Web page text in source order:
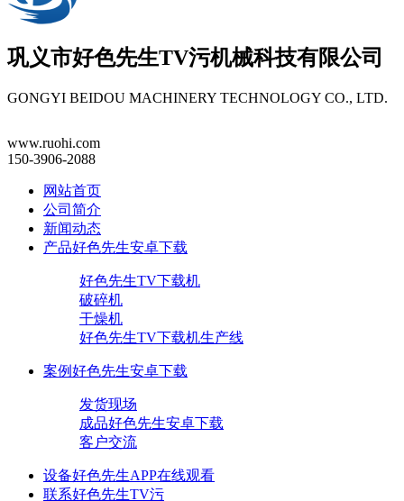
巩义市好色先生TV污机械科技有限公司
GONGYI BEIDOU MACHINERY TECHNOLOGY CO., LTD.
www.ruohi.com
150-3906-2088
网站首页
公司简介
新闻动态
产品好色先生安卓下载
好色先生TV下载机
破碎机
干燥机
好色先生TV下载机生产线
案例好色先生安卓下载
发货现场
成品好色先生安卓下载
客户交流
设备好色先生APP在线观看
联系好色先生TV污